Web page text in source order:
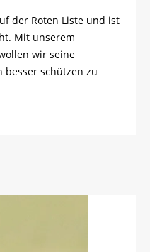
der Roten Liste und ist
Mit unserem
wir seine
schützen zu